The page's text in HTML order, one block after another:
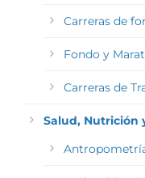
Carreras de
Fondo y
Carreras de
Salud, Nutrición